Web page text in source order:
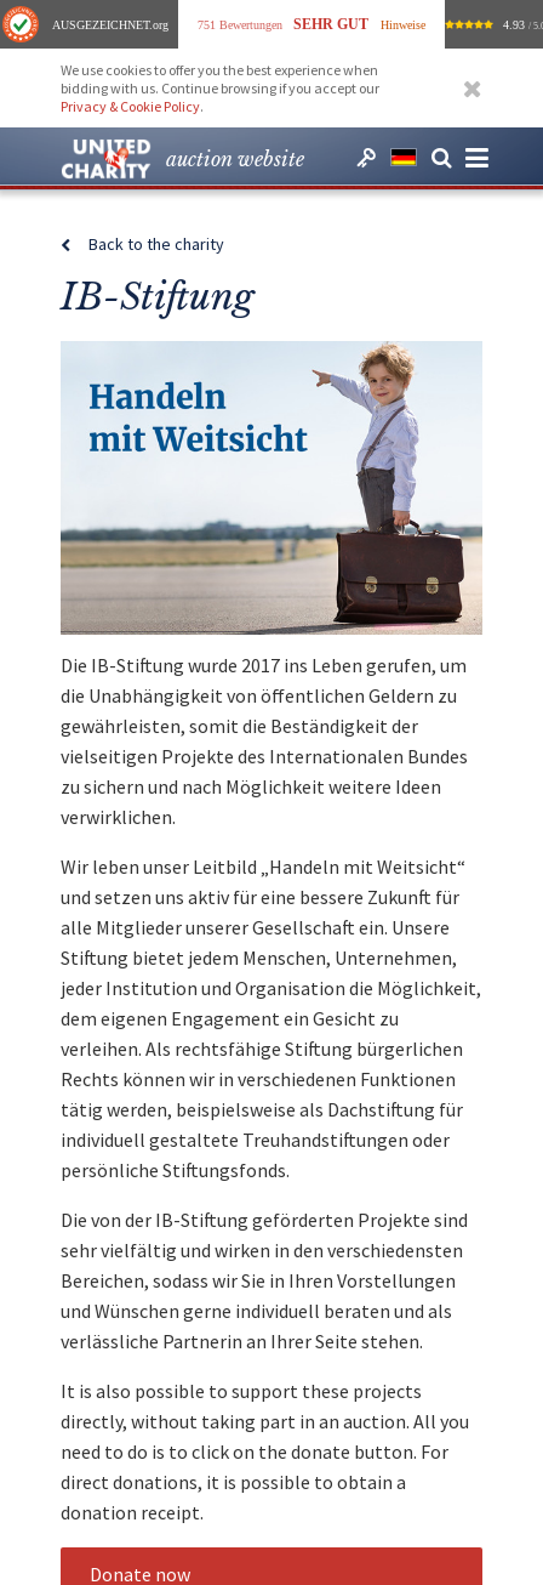
AUSGEZEICHNET.org 751 Bewertungen SEHR GUT Hinweise 4.93 /
We use cookies to offer you the best experience when
bidding with us. Continue browsing if you accept our
Privacy & Cookie Policy.
auction website
Back to the charity
IB-Stiftung
Die IB-Stiftung wurde 2017 ins Leben gerufen, um
die Unabhängigkeit von öffentlichen Geldern zu
gewährleisten, somit die Beständigkeit der
vielseitigen Projekte des Internationalen Bundes
zu sichern und nach Möglichkeit weitere Ideen
verwirklichen.
Wir leben unser Leitbild „Handeln mit Weitsicht“
und setzen uns aktiv für eine bessere Zukunft für
alle Mitglieder unserer Gesellschaft ein. Unsere
Stiftung bietet jedem Menschen, Unternehmen,
jeder Institution und Organisation die Möglichkeit,
dem eigenen Engagement ein Gesicht zu
verleihen. Als rechtsfähige Stiftung bürgerlichen
Rechts können wir in verschiedenen Funktionen
tätig werden, beispielsweise als Dachstiftung für
individuell gestaltete Treuhandstiftungen oder
persönliche Stiftungsfonds.
Die von der IB-Stiftung geförderten Projekte sind
sehr vielfältig und wirken in den verschiedensten
Bereichen, sodass wir Sie in Ihren Vorstellungen
und Wünschen gerne individuell beraten und als
verlässliche Partnerin an Ihrer Seite stehen.
It is also possible to support these projects
directly, without taking part in an auction. All you
need to do is to click on the donate button. For
direct donations, it is possible to obtain a
donation receipt.
Donate now